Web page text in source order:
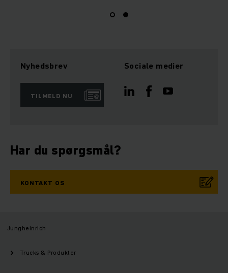
Nyhedsbrev
TILMELD NU
Sociale medier
Har du spørgsmål?
KONTAKT OS
Jungheinrich
Trucks & Produkter